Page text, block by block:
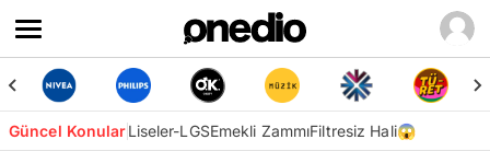
Güncel KonularLiseler-LGSEmekli ZammıFiltresiz Hali😱